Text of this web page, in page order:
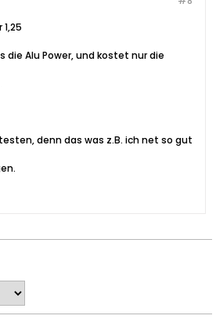
die Alu Power, und kostet nur die
denn das was z.B. ich net so gut